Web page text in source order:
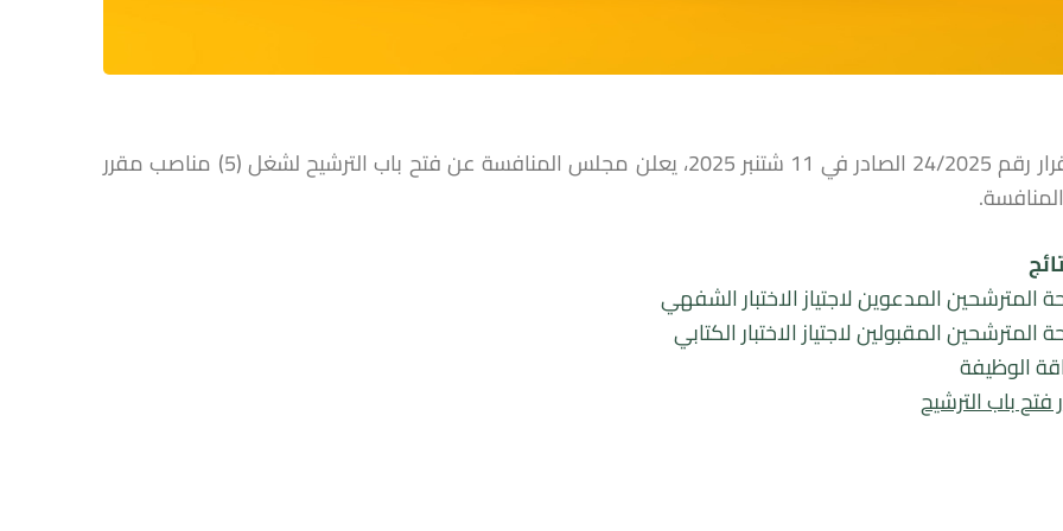
مجلس المنافسة عن فتح باب الترشيح لشغل
(5) مناصب مقرر
المترشحين المدعوين لاجتياز الاختبار الشفهي
المترشحين المقبولين لاجتياز الاختبار الكتابي
الوظيفة
فتح باب الترشيح